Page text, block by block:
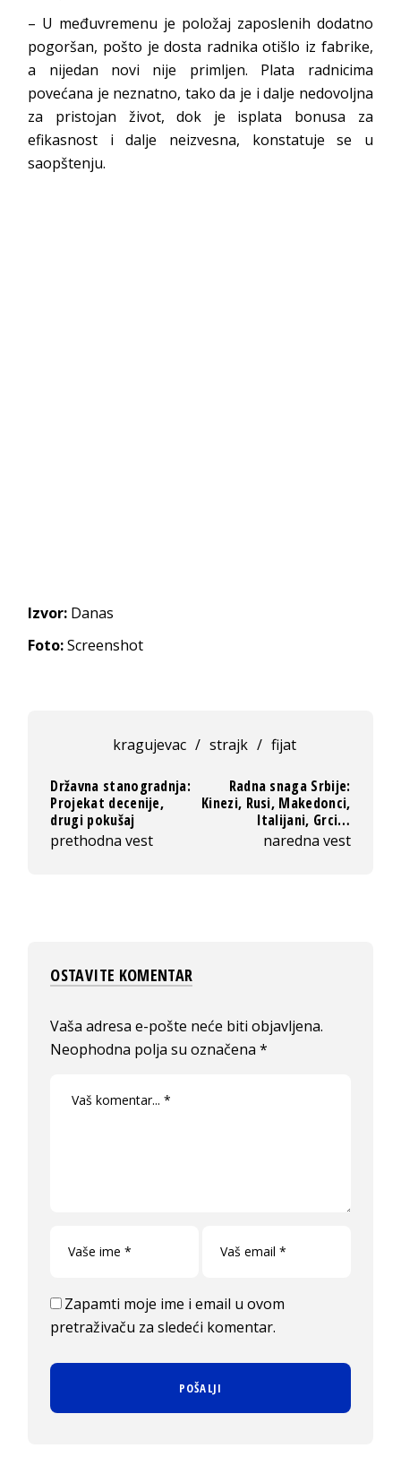
– U međuvremenu je položaj zaposlenih dodatno
pogoršan, pošto je dosta radnika otišlo iz fabrike,
a nijedan novi nije primljen. Plata radnicima
povećana je neznatno, tako da je i dalje nedovoljna
za pristojan život, dok je isplata bonusa za
efikasnost i dalje neizvesna, konstatuje se u
saopštenju.
Izvor: Danas
Foto:Screenshot
kragujevac / strajk / fijat
Državna stanogradnja:
Projekat decenije,
drugi pokušaj
prethodna vest
Radna snaga Srbije:
Kinezi, Rusi, Makedonci,
Italijani, Grci…
naredna vest
OSTAVITE KOMENTAR
Vaša adresa e-pošte neće biti objavljena.
Neophodna polja su označena*
Zapamti moje ime i email u ovom
pretraživaču za sledeći komentar.